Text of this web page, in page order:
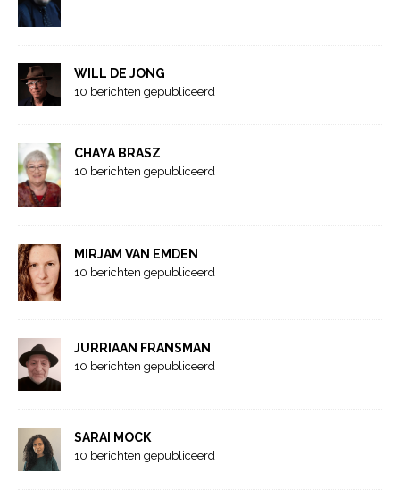
WILL DE JONG
10 berichten gepubliceerd
CHAYA BRASZ
10 berichten gepubliceerd
MIRJAM VAN EMDEN
10 berichten gepubliceerd
JURRIAAN FRANSMAN
10 berichten gepubliceerd
SARAI MOCK
10 berichten gepubliceerd